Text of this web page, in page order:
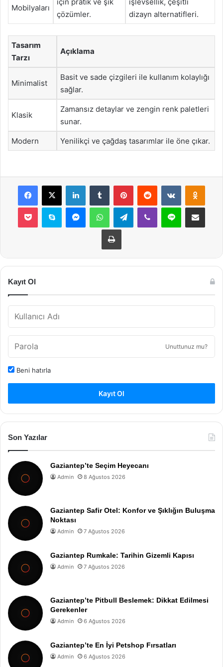
Mobilyaları
çözümler.
dizayn alternatifleri.
Tasarım
Tarzı
Açıklama
Minimalist
Basit ve sade çizgileri ile kullanım kolaylığı
sağlar.
Klasik
Zamansız detaylar ve zengin renk paletleri
sunar.
Modern Yenilikçi ve çağdaş tasarımlar ile öne çıkar.
Facebook
X LinkedInTumblr PinterestReddit VKontakte
Pocket Skype MessengerWhatsAppTelegramViber Line E-Posta ile
Yazdır
Kayıt Ol
Unuttunuz mu?
Beni hatırla
Kayıt Ol
Son Yazılar
Gaziantep’te Seçim Heyecanı
Admin 8 Ağustos 2026
Gaziantep Safir Otel: Konfor ve Şıklığın Buluşma
Noktası
Admin 7 Ağustos 2026
Gaziantep Rumkale: Tarihin Gizemli Kapısı
Admin 7 Ağustos 2026
Gaziantep’te Pitbull Beslemek: Dikkat Edilmesi
Gerekenler
Admin 6 Ağustos 2026
Gaziantep’te En İyi Petshop Fırsatları
Admin 6 Ağustos 2026